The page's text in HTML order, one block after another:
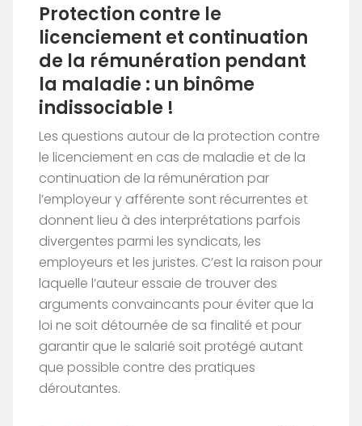
Protection contre le
licenciement et continuation
de la rémunération pendant
la maladie : un binôme
indissociable !
Les questions autour de la protection contre
le licenciement en cas de maladie et de la
continuation de la rémunération par
l’employeur y afférente sont récurrentes et
donnent lieu à des interprétations parfois
divergentes parmi les syndicats, les
employeurs et les juristes. C’est la raison pour
laquelle l’auteur essaie de trouver des
arguments convaincants pour éviter que la
loi ne soit détournée de sa finalité et pour
garantir que le salarié soit protégé autant
que possible contre des pratiques
déroutantes.